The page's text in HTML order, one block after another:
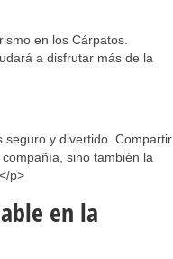
en los Cárpatos.
a disfrutar más de la
seguro y divertido. Compartir
sino también la
p>
en la